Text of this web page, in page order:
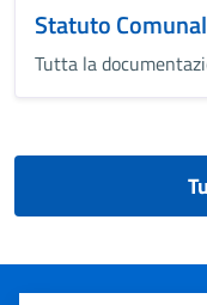
Statuto
Tutta la